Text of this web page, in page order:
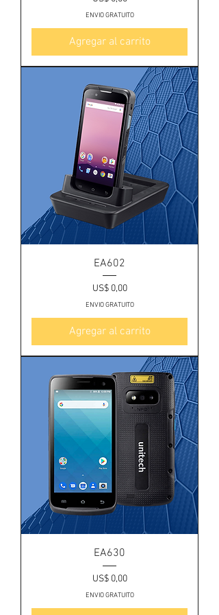
ENVIO GRATUITO
Agregar al carrito
EA602
Precio
US$ 0,00
ENVIO GRATUITO
Agregar al carrito
EA630
Precio
US$ 0,00
ENVIO GRATUITO